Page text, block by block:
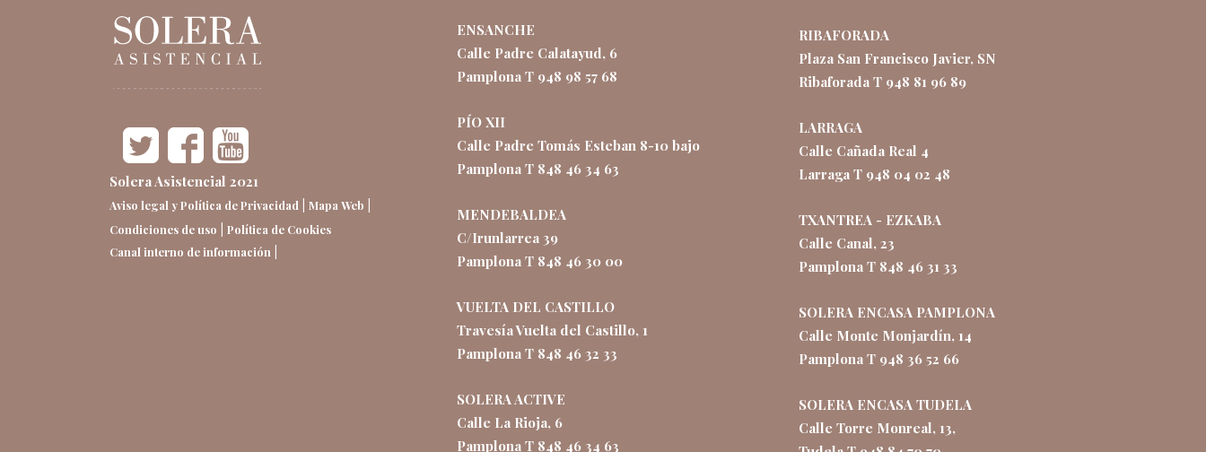
Solera Asistencial 2021
Aviso legal y Política de Privacidad Mapa Web
Condiciones de uso
Política de Cookies
Canal interno de información
ENSANCHE
Calle Padre Calatayud, 6
Pamplona T 948 98 57 68
PÍO XII
Calle Padre Tomás Esteban 8-10 bajo
Pamplona T 848 46 34 63
MENDEBALDEA
C/Irunlarrea 39
Pamplona T 848 46 30 00
VUELTA DEL CASTILLO
Travesía Vuelta del Castillo, 1
Pamplona T 848 46 32 33
SOLERA ACTIVE
Calle La Rioja, 6
Pamplona T 848 46 34 63
RIBAFORADA
Plaza San Francisco Javier, SN
Ribaforada T 948 81 96 89
LARRAGA
Calle Cañada Real 4
Larraga T 948 04 02 48
TXANTREA - EZKABA
Calle Canal, 23
Pamplona T 848 46 31 33
SOLERA ENCASA PAMPLONA
Calle Monte Monjardín, 14
Pamplona T 948 36 52 66
SOLERA ENCASA TUDELA
Calle Torre Monreal, 13,